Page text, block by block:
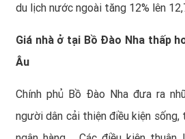
du lịch nước ngoài tăng 12% lên
Giá nhà ở tại Bồ Đào Nha thấp
Âu
Chính phủ Bồ Đào Nha đưa ra
người dân cải thiện điều kiện sống,